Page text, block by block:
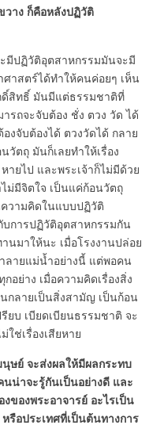
าง ก็คือหลังปฏิวัติ
มีปฏิวัติอุตสาหกรรมมันจะมี
าสตร์ได้ทำให้คนค่อยๆ เห็น
ดิ์สิทธิ์ มันมีแต่ธรรมชาติที่
รถจะจับต้อง ชั่ง ตวง วัด ได้
งจับต้องได้ ตวงวัดได้ กลาย
วัตถุ มันก็เลยทำให้เรื่อง
ายไป และพระเจ้าก็ไม่มีด้วย
ม่มีจิตใจ เป็นแค่ก้อนวัตถุ
ความคิดในแบบปฏิวัติ
การปฏิวัติอุตสาหกรรมกัน
นมาให้นะ เมื่อโรงงานปล่อย
ลายแม่น้ำอย่างนี้ แต่พอคน
อย่าง เมื่อความคิดเรื่องสิ่ง
กลายเป็นสิ่งสามัญ เป็นก้อน
ยบ เบียดเบียนธรรมชาติ จะ
ช่เรื่องเสียหาย
ษย์ จะส่งผลให้มีผลกระทบ
น่าจะรู้กันเป็นอย่างดี และ
ของพระอาจารย์ อะไรเป็น
รือประเทศที่เป็นต้นทางการ